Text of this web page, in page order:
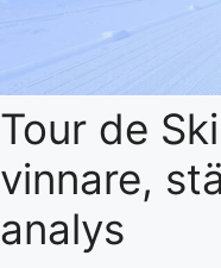
Tour de
vinnare,
analys